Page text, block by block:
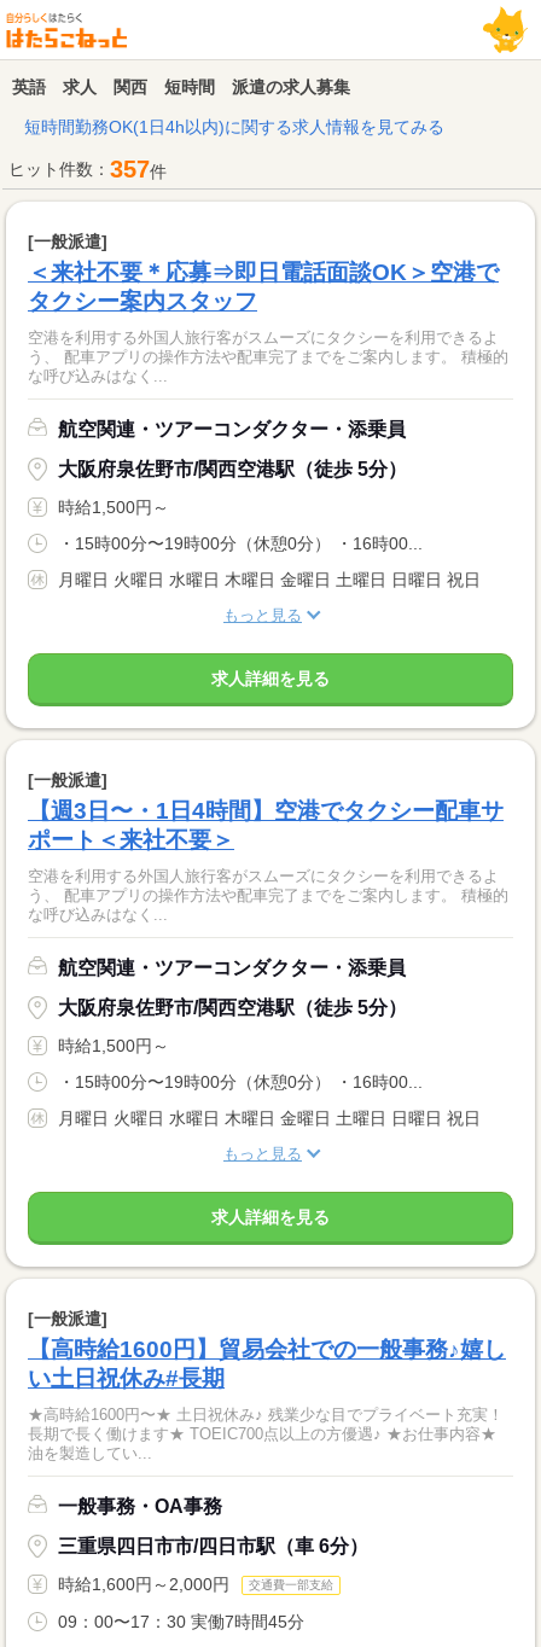
英語 求人 関西 短時間 派遣の求人募集
短時間勤務OK(1日4h以内)に関する求人情報を見てみる
ヒット件数： 357件
[一般派遣]
＜来社不要＊応募⇒即日電話面談OK＞空港で
タクシー案内スタッフ
空港を利用する外国人旅行客がスムーズにタクシーを利用できるよ
う、 配車アプリの操作方法や配車完了までをご案内します。 積極的
な呼び込みはなく...
航空関連・ツアーコンダクター・添乗員
大阪府泉佐野市/関西空港駅（徒歩 5分）
時給1,500円～
・15時00分〜19時00分（休憩0分） ・16時00...
月曜日 火曜日 水曜日 木曜日 金曜日 土曜日 日曜日 祝日
もっと見る
求人詳細を見る
[一般派遣]
【週3日〜・1日4時間】空港でタクシー配車サ
ポート＜来社不要＞
空港を利用する外国人旅行客がスムーズにタクシーを利用できるよ
う、 配車アプリの操作方法や配車完了までをご案内します。 積極的
な呼び込みはなく...
航空関連・ツアーコンダクター・添乗員
大阪府泉佐野市/関西空港駅（徒歩 5分）
時給1,500円～
・15時00分〜19時00分（休憩0分） ・16時00...
月曜日 火曜日 水曜日 木曜日 金曜日 土曜日 日曜日 祝日
もっと見る
求人詳細を見る
[一般派遣]
【高時給1600円】貿易会社での一般事務♪嬉し
い土日祝休み#長期
★高時給1600円〜★ 土日祝休み♪ 残業少な目でプライベート充実！
長期で長く働けます★ TOEIC700点以上の方優遇♪ ★お仕事内容★
油を製造してい...
一般事務・OA事務
三重県四日市市/四日市駅（車 6分）
時給1,600円～2,000円 交通費一部支給
09：00〜17：30 実働7時間45分